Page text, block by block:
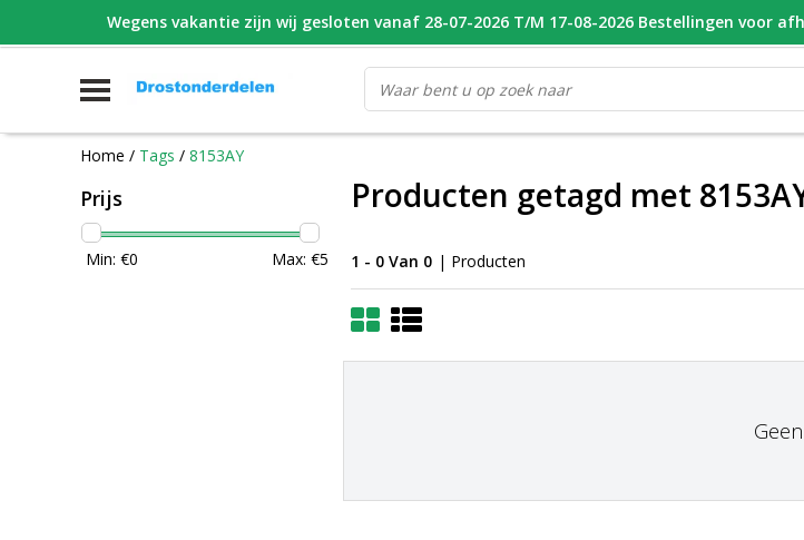
WHATSAPP FOTO VAN ONDERDEEL WAT U ZOEK VOOR 16.00 BESTELD, VANDAAG VERZONDEN
Home / Tags / 8153AY
Prijs
Min: €0 Max: €5
Producten getagd met
1 - 0 Van 0 | Producten
Wegens vakantie zijn wij gesloten vanaf 28-07-2026 T/M 17-08-2026 Bestellingen voor